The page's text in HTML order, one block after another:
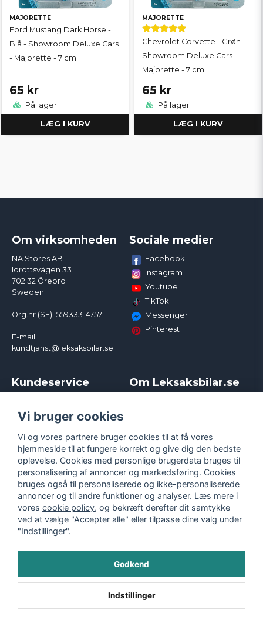
MAJORETTE
Ford Mustang Dark Horse -
Blå - Showroom Deluxe Cars
- Majorette - 7 cm
65 kr
På lager
LÆG I KURV
MAJORETTE
Chevrolet Corvette - Grøn -
Showroom Deluxe Cars -
Majorette - 7 cm
65 kr
På lager
LÆG I KURV
Om virksomheden
NA Stores AB
Idrottsvägen 33
702 32 Örebro
Sweden
Org.nr (SE): 559333-4757
E-mail:
kundtjanst@leksaksbilar.se
Sociale medier
Facebook
Instagram
Youtube
TikTok
Messenger
Pinterest
Kundeservice
Kampagner og rabatter
Reklamation
Policy chase cars
Returnera
Logga in
Om Leksaksbilar.se
Handelsbetingelser
Persondatapolitik
Cookies
Vi bruger cookies
Vi og vores partnere bruger cookies til at få vores
hjemmeside til at fungere korrekt og give dig den bedste
oplevelse. Cookies med personlige brugerdata bruges til
personalisering af annoncer og markedsføring. Cookies
bruges også til personaliserede og ikke-personaliserede
annoncer og til andre funktioner og analyser. Læs mere i
vores cookie policy, og bekræft derefter dit samtykke
ved at vælge "Accepter alle" eller tilpasse dine valg under
"Indstillinger".
Godkend
Indstillinger